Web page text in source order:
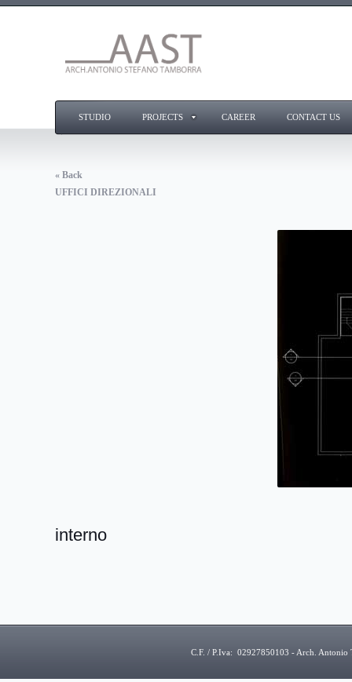
STUDIO PROJECTS CAREER CONTACT US
« Back
UFFICI DIREZIONALI
interno
C.F. / P.Iva: 02927850103 - Arch. Antonio